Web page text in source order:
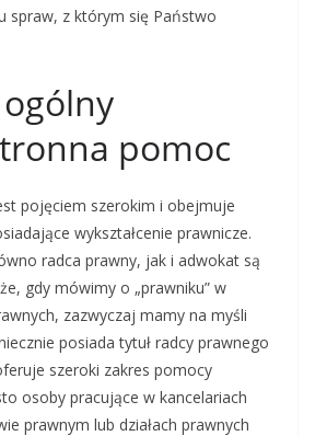
spraw, z którym się Państwo
pomoc
pojęciem szerokim i obejmuje
wykształcenie prawnicze.
radca prawny, jak i adwokat są
gdy mówimy o „prawniku” w
zazwyczaj mamy na myśli
posiada tytuł radcy prawnego
szeroki zakres pomocy
osoby pracujące w kancelariach
prawnym lub działach prawnych